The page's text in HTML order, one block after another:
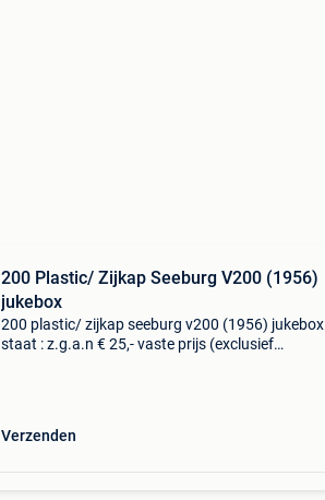
200 Plastic/ Zijkap Seeburg V200 (1956)
jukebox
200 plastic/ zijkap seeburg v200 (1956) jukebox
staat : z.g.a.n € 25,- vaste prijs (exclusief
Verzenden